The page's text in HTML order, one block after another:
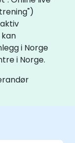
i Norge
i Norge.